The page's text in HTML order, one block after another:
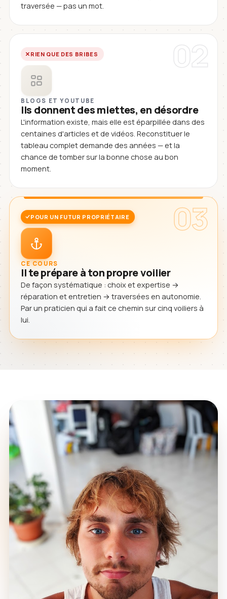
traversée — pas un mot.
02
RIEN QUE DES BRIBES
BLOGS ET YOUTUBE
Ils donnent des miettes, en désordre
L'information existe, mais elle est éparpillée dans des
centaines d'articles et de vidéos. Reconstituer le
tableau complet demande des années — et la
chance de tomber sur la bonne chose au bon
moment.
03
POUR UN FUTUR PROPRIÉTAIRE
CE COURS
Il te prépare à ton propre voilier
De façon systématique : choix et expertise →
réparation et entretien → traversées en autonomie.
Par un praticien qui a fait ce chemin sur cinq voiliers à
lui.